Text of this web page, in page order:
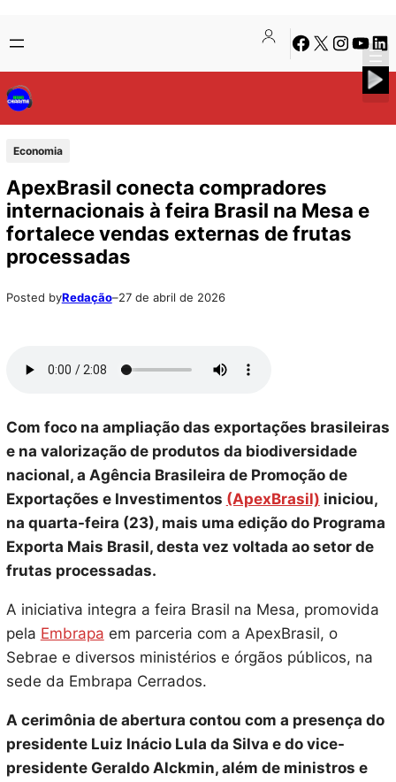
para
o
conteúdo
to
content
Facebook
X Instagram
Economia
ApexBrasil conecta compradores
internacionais à feira Brasil na Mesa e
fortalece vendas externas de frutas
processadas
Posted byRedação–27 de abril de 2026
Com foco na ampliação das exportações brasileiras
e na valorização de produtos da biodiversidade
nacional, a Agência Brasileira de Promoção de
Exportações e Investimentos (ApexBrasil) iniciou,
na quarta-feira (23), mais uma edição do Programa
Exporta Mais Brasil, desta vez voltada ao setor de
frutas processadas.
A iniciativa integra a feira Brasil na Mesa, promovida
pela Embrapa em parceria com a ApexBrasil, o
Sebrae e diversos ministérios e órgãos públicos, na
sede da Embrapa Cerrados.
A cerimônia de abertura contou com a presença do
presidente Luiz Inácio Lula da Silva e do vice-
presidente Geraldo Alckmin, além de ministros e